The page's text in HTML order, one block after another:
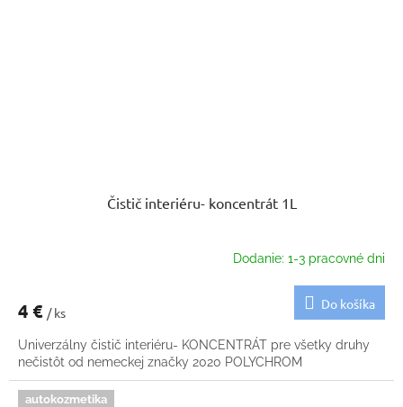
Čistič interiéru- koncentrát 1L
Dodanie: 1-3 pracovné dni
4 € / ks
Do košíka
Univerzálny čistič interiéru- KONCENTRÁT pre všetky druhy
nečistôt od nemeckej značky 2020 POLYCHROM
autokozmetika